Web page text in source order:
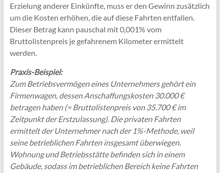
Erzielung anderer Einkünfte, muss er den Gewinn zusätzlich
um die Kosten erhöhen, die auf diese Fahrten entfallen.
Dieser Betrag kann pauschal mit 0,001% vom
Bruttolistenpreis je gefahrenem Kilometer ermittelt
werden.
Praxis-Beispiel:
Zum Betriebsvermögen eines Unternehmers gehört ein
Firmenwagen, dessen Anschaffungskosten 30.000 €
betragen haben (= Bruttolistenpreis von 35.700 € im
Zeitpunkt der Erstzulassung). Die privaten Fahrten
ermittelt der Unternehmer nach der 1%-Methode, weil
seine betrieblichen Fahrten insgesamt überwiegen.
Wohnung und Betriebsstätte befinden sich in einem
Gebäude, sodass im betrieblichen Bereich keine Fahrten